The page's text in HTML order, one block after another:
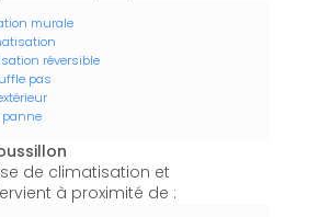
murale
réversible
pas
panne
de climatisation et
à proximité de :